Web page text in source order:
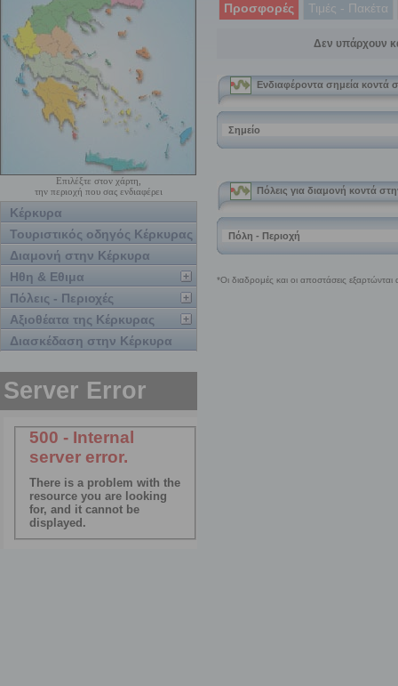
Επιλέξτε στον χάρτη,
την περιοχή που σας ενδιαφέρει
Κέρκυρα
Τουριστικός οδηγός Κέρκυρας
Διαμονή στην Κέρκυρα
Ηθη & Εθιμα
Πόλεις - Περιοχές
Αξιοθέατα της Κέρκυρας
Διασκέδαση στην Κέρκυρα
Προσφορές Τιμές - Πακέτα
Δεν υπάρχουν